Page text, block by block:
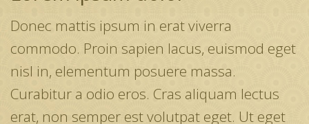
Donec mattis ipsum in erat viverra
commodo. Proin sapien lacus, euismod eget
nisl in, elementum posuere massa.
Curabitur a odio eros. Cras aliquam lectus
erat, non semper est volutpat eget. Ut eget